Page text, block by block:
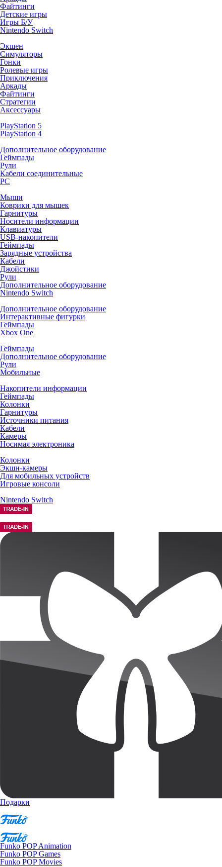
Файтинги
Детские игры
Игры Б/У
Nintendo Switch
Экшен
Симуляторы
Гонки
Ролевые игры
Приключения
Аркады
Файтинги
Стратегии
Аксессуары
PlayStation 5
PlayStation 4
Дополнительное оборудование
Геймпады
Рули
Кабели соединительные
PC
Мыши
Коврики для мышек
Гарнитуры
Носители информации
Клавиатуры
USB-накопители
Геймпады
Зарядные устройства
Кабели
Джойстики
Рули
Дополнительное оборудование
Nintendo Switch
Дополнительное оборудование
Интерактивные фигурки
Геймпады
Xbox One
Геймпады
Дополнительное оборудование
Рули
Мобильные
Накопители информации
Геймпады
Колонки
Гарнитуры
Источники питания
Кабели
Камеры
Носимая электроника
Колонки
Экшн-камеры
Для мобильных устройств
Игровые консоли
Nintendo Switch
Подарки
Funko POP Animation
Funko POP Games
Funko POP Movies